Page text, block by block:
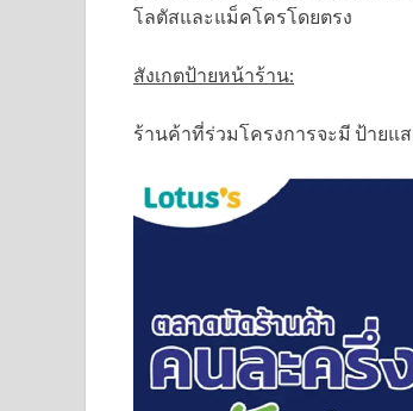
โลตัสและแม็คโครโดยตรง
สังเกตป้ายหน้าร้าน:
ร้านค้าที่ร่วมโครงการจะมี ป้ายแ